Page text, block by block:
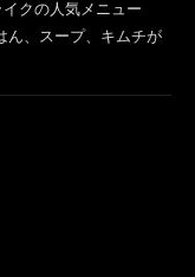
クの人気メニュー
ん、スープ、キムチが